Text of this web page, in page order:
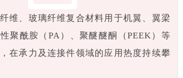
维、玻璃纤维复合材料用于机翼、翼梁
聚酰胺（PA）、聚醚醚酮（PEEK）等
在承力及连接件领域的应用热度持续攀